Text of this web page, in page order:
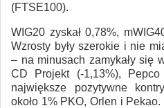
(FTSE100).
WIG20 zyskał 0,78%,
Wzrosty były szerokie i nie
– na minusach zamykały się
CD Projekt (-1,13%),
największe pozytywne
około 1% PKO, Orlen i